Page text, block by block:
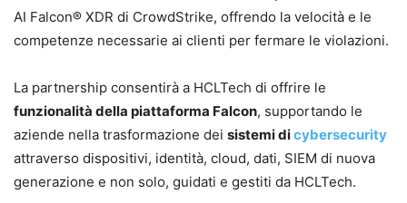
AI Falcon® XDR di CrowdStrike, offrendo la velocità e le
competenze necessarie ai clienti per fermare le violazioni.
La partnership consentirà a HCLTech di offrire le
funzionalità della piattaforma Falcon, supportando le
aziende nella trasformazione dei sistemi dicybersecurity
attraverso dispositivi, identità, cloud, dati, SIEM di nuova
generazione e non solo, guidati e gestiti da HCLTech.